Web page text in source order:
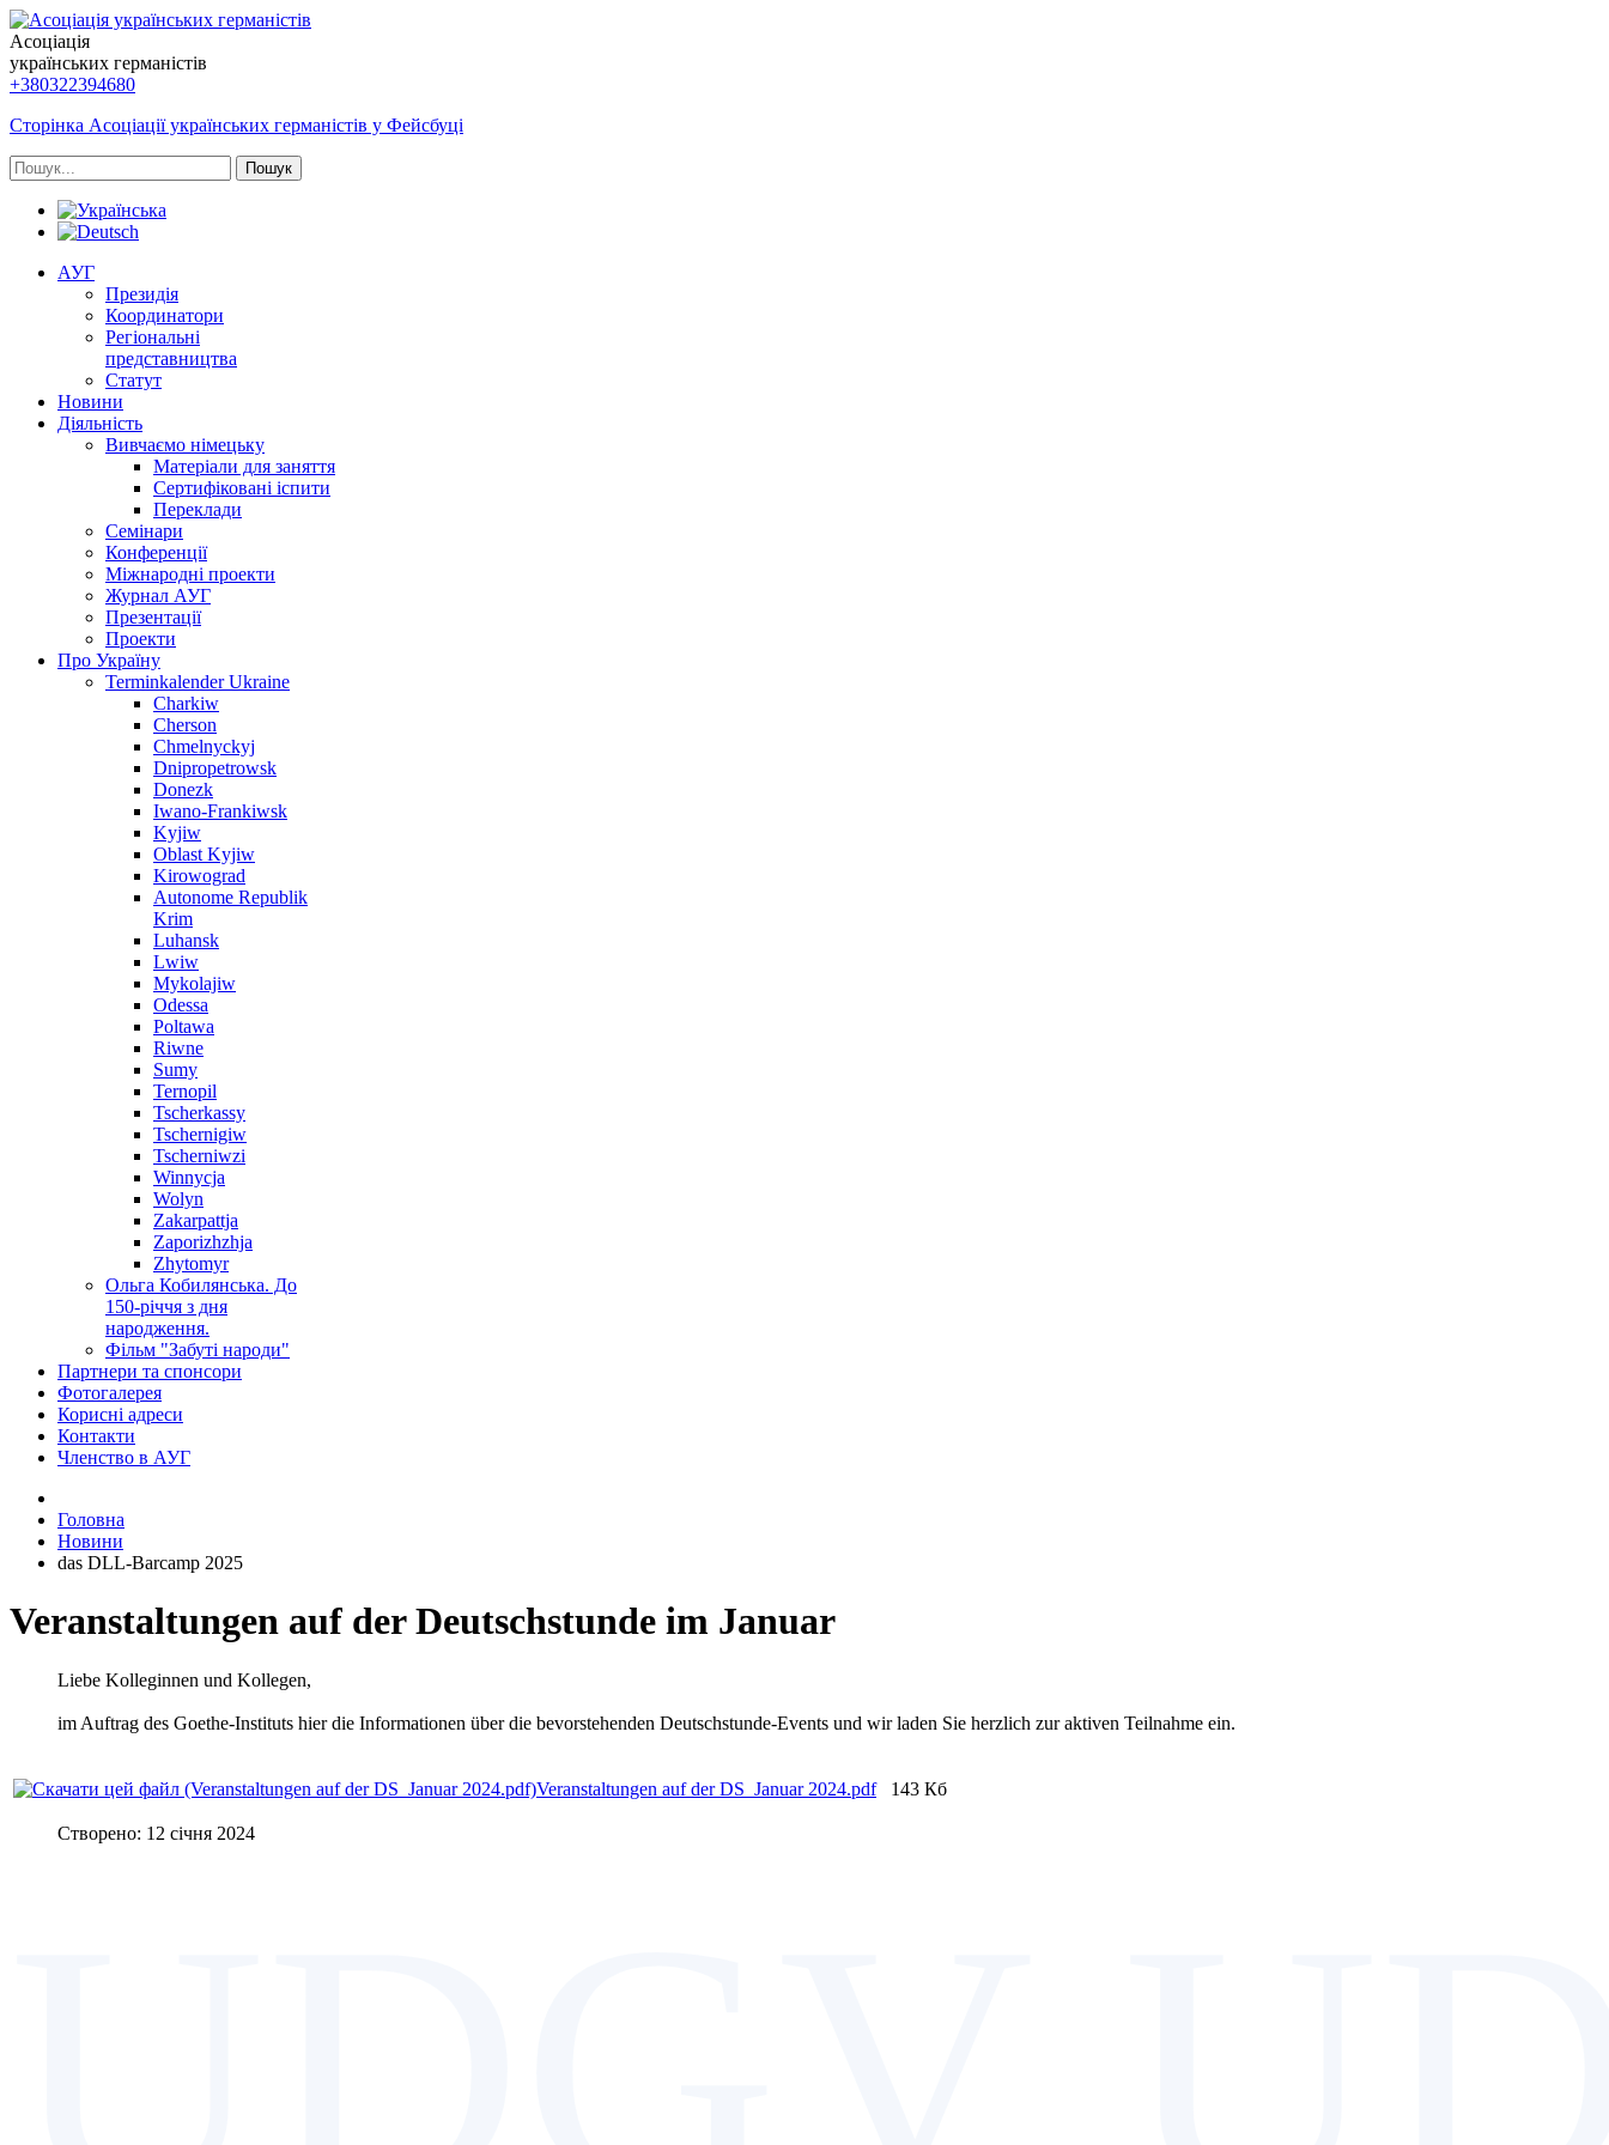
Асоціація
українських германістів
+380322394680
Сторінка Асоціації українських германістів у Фейсбуці
Пошук
АУГ
Президія
Координатори
Регіональні
представництва
Статут
Новини
Діяльність
Вивчаємо німецьку
Матеріали для заняття
Сертифіковані іспити
Переклади
Семінари
Конференції
Міжнародні проекти
Журнал АУГ
Презентації
Проекти
Про Україну
Terminkalender Ukraine
Charkiw
Cherson
Chmelnyckyj
Dnipropetrowsk
Donezk
Iwano-Frankiwsk
Kyjiw
Oblast Kyjiw
Kirowograd
Autonome Republik
Krim
Luhansk
Lwiw
Mykolajiw
Odessa
Poltawa
Riwne
Sumy
Ternopil
Tscherkassy
Tschernigiw
Tscherniwzi
Winnycja
Wolyn
Zakarpattja
Zaporizhzhja
Zhytomyr
Ольга Кобилянська. До
150-річчя з дня
народження.
Фільм "Забуті народи"
Партнери та спонсори
Фотогалерея
Корисні адреси
Контакти
Членство в АУГ
Головна
Новини
das DLL-Barcamp 2025
Veranstaltungen auf der Deutschstunde im Januar
Liebe Kolleginnen und Kollegen,
im Auftrag des Goethe-Instituts hier die Informationen über die bevorstehenden Deutschstunde-Events und wir laden Sie herzlich zur aktiven Teilnahme ein.
Veranstaltungen auf der DS_Januar 2024.pdf 143 Кб
Створено: 12 січня 2024